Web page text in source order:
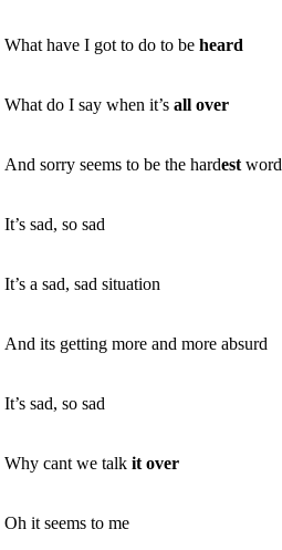
What have I got to do to beheard
What do I say when it’sall over
And sorry seems to be the hardest word
It’s sad, so sad
It’s a sad, sad situation
And its getting more and more absurd
It’s sad, so sad
Why cant we talkit over
Oh it seems to me